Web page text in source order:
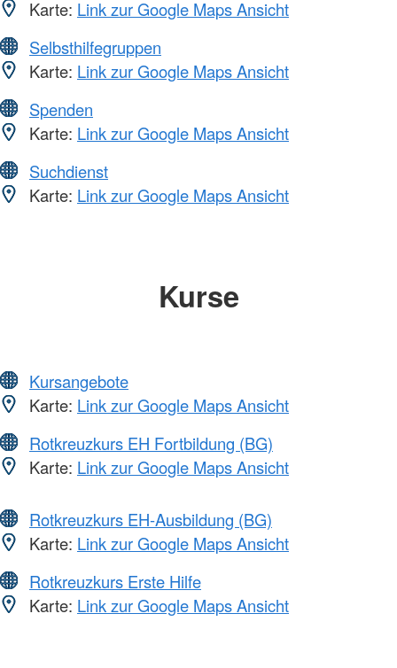
Karte: Link zur Google Maps Ansicht
Selbsthilfegruppen
Karte: Link zur Google Maps Ansicht
Spenden
Karte: Link zur Google Maps Ansicht
Suchdienst
Karte: Link zur Google Maps Ansicht
Kurse
Kursangebote
Karte: Link zur Google Maps Ansicht
Rotkreuzkurs EH Fortbildung (BG)
Karte: Link zur Google Maps Ansicht
Rotkreuzkurs EH-Ausbildung (BG)
Karte: Link zur Google Maps Ansicht
Rotkreuzkurs Erste Hilfe
Karte: Link zur Google Maps Ansicht